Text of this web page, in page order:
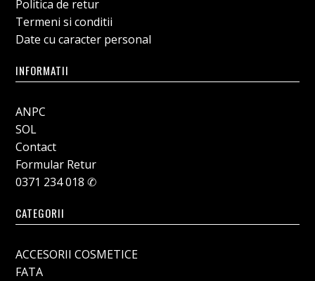
Politica de retur
Termeni si conditii
Date cu caracter personal
INFORMATII
ANPC
SOL
Contact
Formular Retur
0371 234 018 ✆
CATEGORII
ACCESORII COSMETICE
FATA